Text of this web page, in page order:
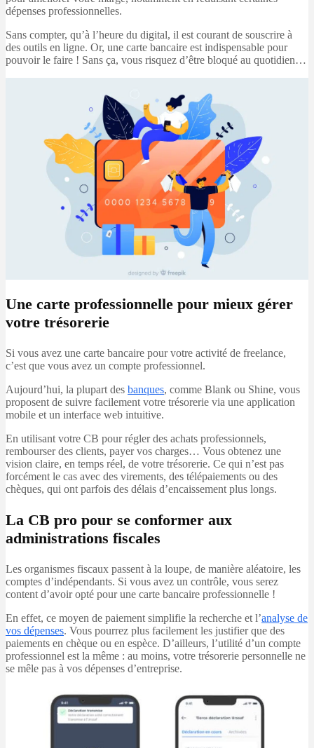
dépenses professionnelles.
Sans compter, qu’à l’heure du digital, il est courant de souscrire à
des outils en ligne. Or, une carte bancaire est indispensable pour
pouvoir le faire ! Sans ça, vous risquez d’être bloqué au quotidien…
Une carte professionnelle pour mieux gérer
votre trésorerie
Si vous avez une carte bancaire pour votre activité de freelance,
c’est que vous avez un compte professionnel.
Aujourd’hui, la plupart des banques, comme Blank ou Shine, vous
proposent de suivre facilement votre trésorerie via une application
mobile et un interface web intuitive.
En utilisant votre CB pour régler des achats professionnels,
rembourser des clients, payer vos charges… Vous obtenez une
vision claire, en temps réel, de votre trésorerie. Ce qui n’est pas
forcément le cas avec des virements, des télépaiements ou des
chèques, qui ont parfois des délais d’encaissement plus longs.
La CB pro pour se conformer aux
administrations fiscales
Les organismes fiscaux passent à la loupe, de manière aléatoire, les
comptes d’indépendants. Si vous avez un contrôle, vous serez
content d’avoir opté pour une carte bancaire professionnelle !
En effet, ce moyen de paiement simplifie la recherche et l’analyse de
vos dépenses. Vous pourrez plus facilement les justifier que des
paiements en chèque ou en espèce. D’ailleurs, l’utilité d’un compte
professionnel est la même : au moins, votre trésorerie personnelle ne
se mêle pas à vos dépenses d’entreprise.